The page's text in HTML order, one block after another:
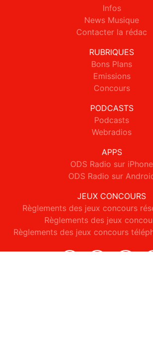
Infos
News Musique
Contacter la rédac
RUBRIQUES
Bons Plans
Emissions
Concours
PODCASTS
Podcasts
Webradios
APPS
ODS Radio sur iPhone
ODS Radio sur
JEUX CONCOURS
Règlements des jeux concours
Règlements des jeux
Règlements des jeux concours